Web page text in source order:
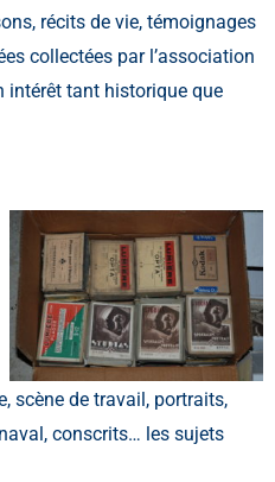
récits de vie, témoignages
collectées par l’association
intérêt tant historique que
scène de travail, portraits,
conscrits… les sujets